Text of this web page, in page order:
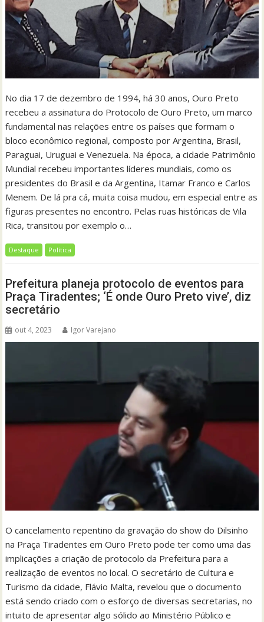
No dia 17 de dezembro de 1994, há 30 anos, Ouro Preto
recebeu a assinatura do Protocolo de Ouro Preto, um marco
fundamental nas relações entre os países que formam o
bloco econômico regional, composto por Argentina, Brasil,
Paraguai, Uruguai e Venezuela. Na época, a cidade Patrimônio
Mundial recebeu importantes líderes mundiais, como os
presidentes do Brasil e da Argentina, Itamar Franco e Carlos
Menem. De lá pra cá, muita coisa mudou, em especial entre as
figuras presentes no encontro. Pelas ruas históricas de Vila
Rica, transitou por exemplo o…
Destaque Política
Prefeitura planeja protocolo de eventos para
Praça Tiradentes; ‘É onde Ouro Preto vive’, diz
secretário
out 4, 2023 Igor Varejano
O cancelamento repentino da gravação do show do Dilsinho
na Praça Tiradentes em Ouro Preto pode ter como uma das
implicações a criação de protocolo da Prefeitura para a
realização de eventos no local. O secretário de Cultura e
Turismo da cidade, Flávio Malta, revelou que o documento
está sendo criado com o esforço de diversas secretarias, no
intuito de apresentar algo sólido ao Ministério Público e